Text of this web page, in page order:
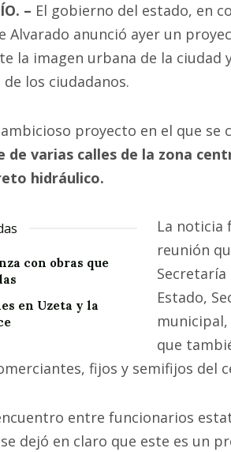
– El gobierno del estado, en
Alvarado anunció ayer un
la imagen urbana de la ciudad
los ciudadanos.
proyecto en el que se
de varias calles de la zona
hidráulico.
con obras que
en Uzeta y la
La noticia
reunión
Estado,
municipal,
que
fijos y semifijos del
entre funcionarios
dejó en claro que este es un